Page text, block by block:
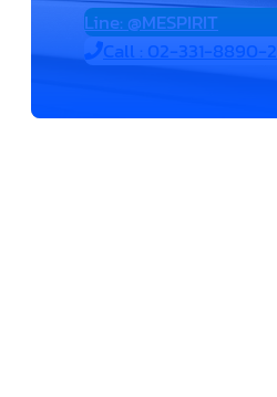
Line: @MESPIRIT
Call : 02-331-8890-2